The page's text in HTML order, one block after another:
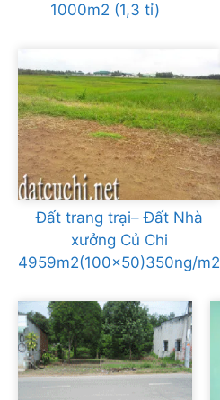
1000m2 (1,3 tỉ)
Đất trang trại– Đất Nhà
xưởng Củ Chi
4959m2(100×50)350ng/m2